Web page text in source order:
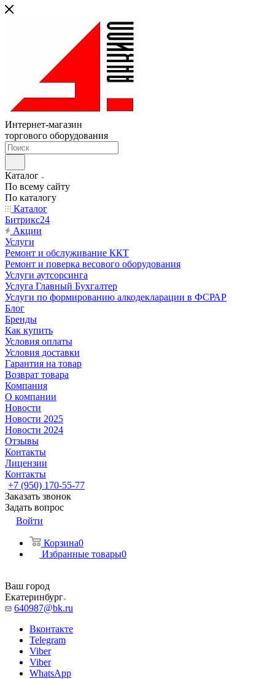
Интернет-магазин
торгового оборудования
Каталог
По всему сайту
По каталогу
Каталог
Битрикс24
Акции
Услуги
Ремонт и обслуживание ККТ
Ремонт и поверка весового оборудования
Услуги аутсорсинга
Услуга Главный Бухгалтер
Услуги по формированию алкодекларации в ФСРАР
Блог
Бренды
Как купить
Условия оплаты
Условия доставки
Гарантия на товар
Возврат товара
Компания
О компании
Новости
Новости 2025
Новости 2024
Отзывы
Контакты
Лицензии
Контакты
+7 (950) 170-55-77
Заказать звонок
Задать вопрос
Войти
Корзина0
Избранные товары0
Ваш город
Екатеринбург
640987@bk.ru
Вконтакте
Telegram
Viber
Viber
WhatsApp